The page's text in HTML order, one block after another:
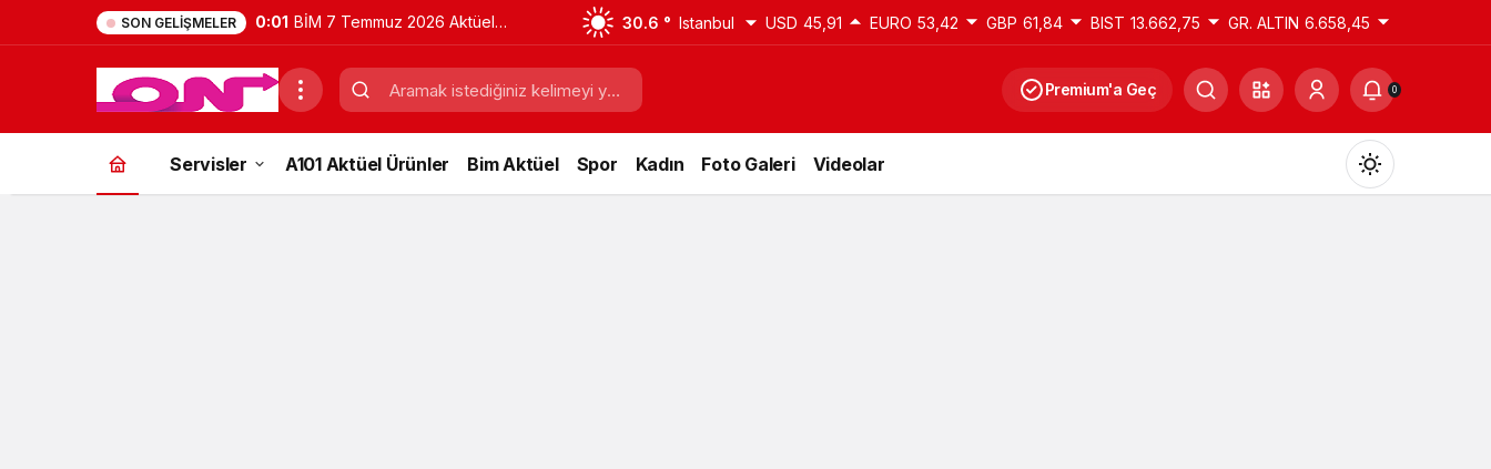
SON GELIŞMELER 11:41 Belgrad Ormanı Nerede? Nasıl
Gidilir? Güncel Gezi Rehberi
30.6 ° Istanbul USD 45,91 EURO 53,42 GBP 61,84 BIST 13.662,75 GR. ALTIN 6.658,45
Premium'a Geç 0
Servisler A101 Aktüel Ürünler Bim Aktüel Spor Kadın Foto Galeri Videolar